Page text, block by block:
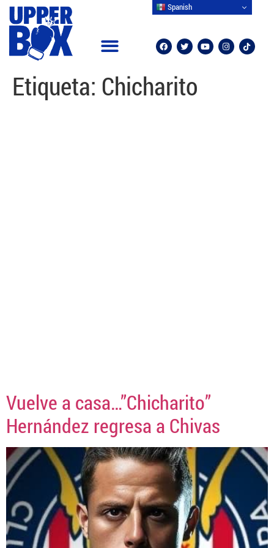
Etiqueta: Chicharito
Vuelve a casa…”Chicharito”
Hernández regresa a Chivas
Spanish